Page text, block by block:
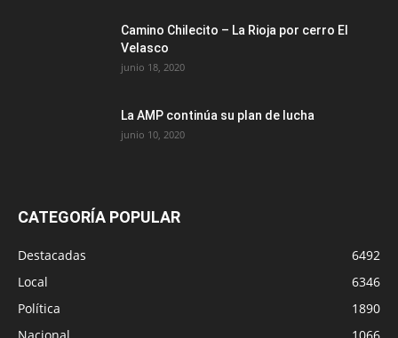
Camino Chilecito – La Rioja por cerro El
Velasco
junio 18, 2020
La AMP continúa su plan de lucha
junio 10, 2020
CATEGORÍA POPULAR
Destacadas
6492
Local
6346
Política
1890